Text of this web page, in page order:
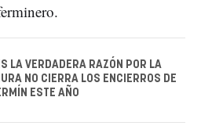
LA VERDADERA RAZÓN POR LA
NO CIERRA LOS ENCIERROS DE
ESTE AÑO